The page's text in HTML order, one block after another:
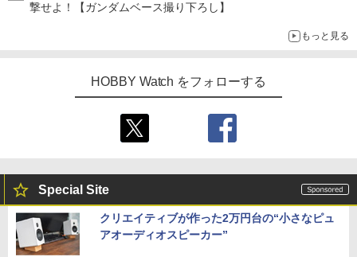
撃せよ！【ガンダムベース撮り下ろし】
もっと見る
HOBBY Watch をフォローする
Special Site
クリエイティブが作った2万円台の“小さなピュ
アオーディオスピーカー”